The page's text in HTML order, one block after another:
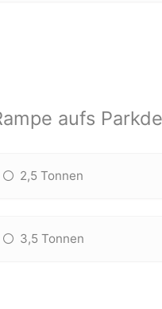
aufs
2,5 Tonnen
3,5 Tonnen